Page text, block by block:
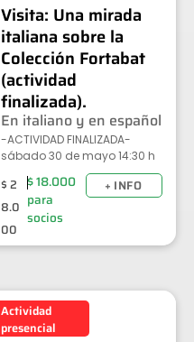
Visita: Una mirada
italiana sobre la
Colección Fortabat
(actividad
finalizada).
En italiano y en español
-ACTIVIDAD FINALIZADA-
sábado 30 de mayo 14:30 h
$2
8.0
00
$18.000
para
socios
+ INFO
Actividad
presencial